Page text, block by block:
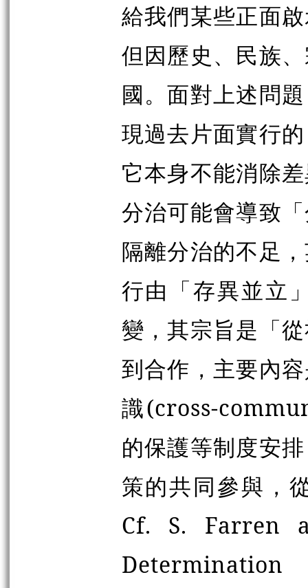
給我們某些正面
但因歷史、民族
國。面對上述問
現過去片面實行
它本身不能消除
分治可能會導致
隔離分治的不足
行由「存異並立
變，其宗旨是「
到合作，主要內
識(cross-
的保護等制度安
策的共同參與，
Cf. S. Farren
Determination